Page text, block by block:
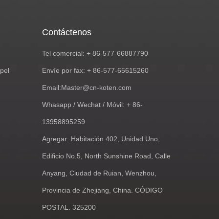
Contáctenos
Tel comercial: + 86-577-66887790
Envíe por fax: + 86-577-65615260
Email:Master@cn-koten.com
Whasapp / Wechat / Móvil: + 86-
13958895259
Agregar: Habitación 402, Unidad Uno,
Edificio No.5, North Sunshine Road, Calle
Anyang, Ciudad de Ruian, Wenzhou,
Provincia de Zhejiang, China. CÓDIGO
POSTAL. 325200